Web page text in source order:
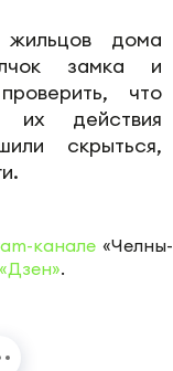
дома
замка и
что
их действия
скрыться,
канале «Челны-
«Дзен».